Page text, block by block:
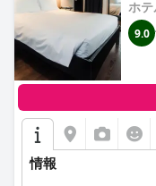
ー、フルーツ、コール
るセレクションを楽し
ぎてバラエティに欠け
会場は広くて快適で、
タッフがそれを引き立
アメニティに関しては
が、ベッドが少し小さ
全で便利ですが、少し
見なされています。
ホ
9.0
情報